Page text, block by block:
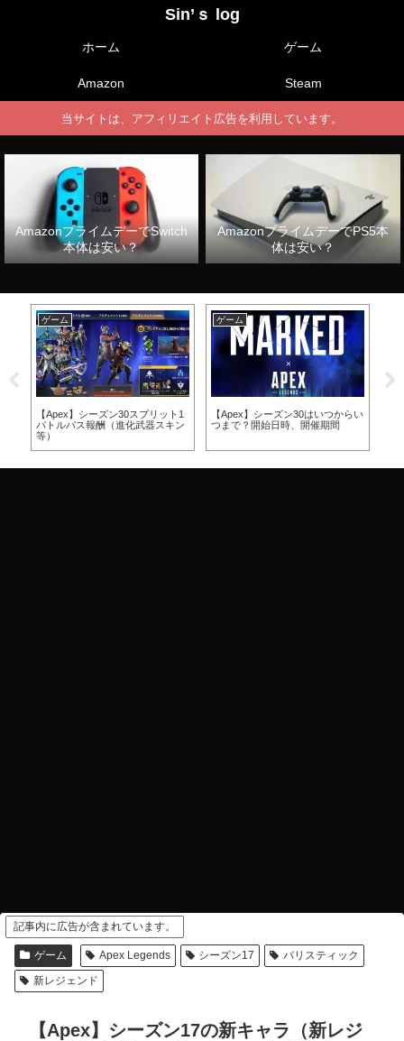
Sin’ｓ log
ホーム ゲーム
Amazon Steam
当サイトは、アフィリエイト広告を利用しています。
AmazonプライムデーでSwitch
本体は安い？
AmazonプライムデーでPS5本
体は安い？
ゲーム
【Apex】シーズン30スプリット1
バトルパス報酬（進化武器スキン
等）
ゲーム
【Apex】シーズン30はいつからい
つまで？開始日時、開催期間
記事内に広告が含まれています。
ゲーム Apex Legends シーズン17
バリスティック
新レジェンド
【Apex】シーズン17の新キャラ（新レジ